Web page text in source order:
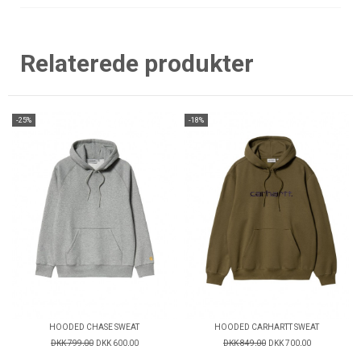
Relaterede produkter
-25%
HOODED CHASE SWEAT
DKK 799,00 DKK 600,00
-18%
HOODED CARHARTT SWEAT
DKK 849,00 DKK 700,00